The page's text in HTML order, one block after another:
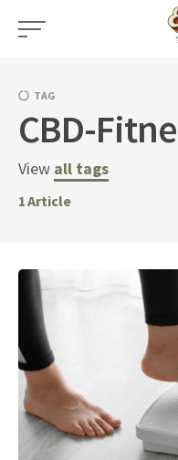
Skip
TAG
CBD-
View all tags
1Article